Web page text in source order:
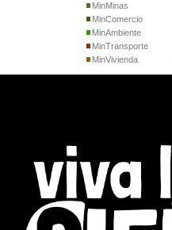
MinMinas
MinComercio
MinAmbiente
MinTransporte
MinVivienda